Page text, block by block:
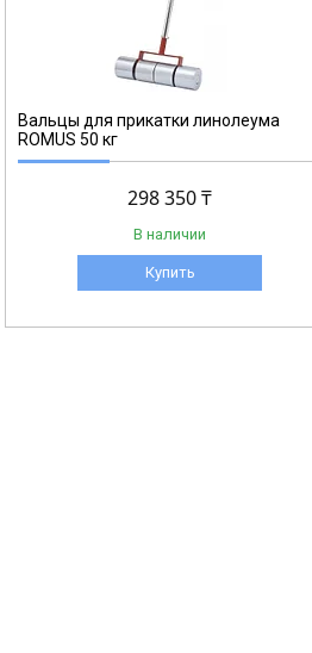
Вальцы для прикатки линолеума
ROMUS 50 кг
298 350 ₸
В наличии
Купить